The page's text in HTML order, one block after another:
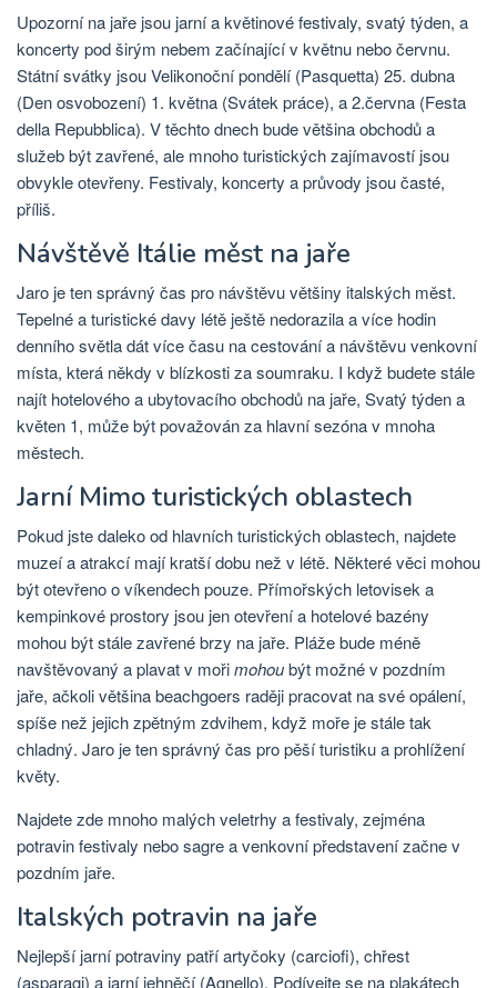
Upozorní na jaře jsou jarní a květinové festivaly, svatý týden, a
koncerty pod širým nebem začínající v květnu nebo červnu.
Státní svátky jsou Velikonoční pondělí (Pasquetta) 25. dubna
(Den osvobození) 1. května (Svátek práce), a 2.června (Festa
della Repubblica). V těchto dnech bude většina obchodů a
služeb být zavřené, ale mnoho turistických zajímavostí jsou
obvykle otevřeny. Festivaly, koncerty a průvody jsou časté,
příliš.
Návštěvě Itálie měst na jaře
Jaro je ten správný čas pro návštěvu většiny italských měst.
Tepelné a turistické davy létě ještě nedorazila a více hodin
denního světla dát více času na cestování a návštěvu venkovní
místa, která někdy v blízkosti za soumraku. I když budete stále
najít hotelového a ubytovacího obchodů na jaře, Svatý týden a
květen 1, může být považován za hlavní sezóna v mnoha
městech.
Jarní Mimo turistických oblastech
Pokud jste daleko od hlavních turistických oblastech, najdete
muzeí a atrakcí mají kratší dobu než v létě. Některé věci mohou
být otevřeno o víkendech pouze. Přímořských letovisek a
kempinkové prostory jsou jen otevření a hotelové bazény
mohou být stále zavřené brzy na jaře. Pláže bude méně
navštěvovaný a plavat v mořimohoubýt možné v pozdním
jaře, ačkoli většina beachgoers raději pracovat na své opálení,
spíše než jejich zpětným zdvihem, když moře je stále tak
chladný. Jaro je ten správný čas pro pěší turistiku a prohlížení
květy.
Najdete zde mnoho malých veletrhy a festivaly, zejména
potravin festivaly nebo sagre a venkovní představení začne v
pozdním jaře.
Italských potravin na jaře
Nejlepší jarní potraviny patří artyčoky (carciofi), chřest
(asparagi) a jarní jehněčí (Agnello). Podívejte se na plakátech